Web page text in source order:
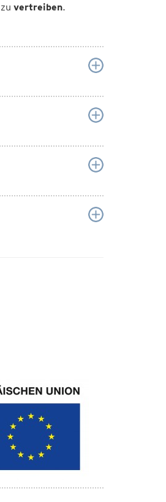
zu vertreiben.